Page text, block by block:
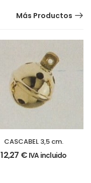
Más Productos
CASCABEL 3,5 cm.
12,27 € IVA incluido